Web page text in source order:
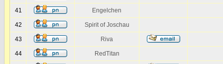
41 Engelchen
42 Spirit of Joschau
43 Riva
44 RedTitan